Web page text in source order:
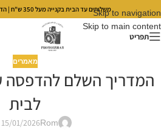
Skip to navigation
Skip to main content
משלוחים עד הבית בקנייה מעל 350 ש"ח | הדפיסו מתנה מהיום להיום!
תפריט
מאמרים
המדריך השלם להדפסה
לבית
Rom
15/01/2026